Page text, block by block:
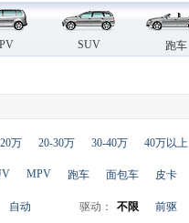
SUV 跑车
万 20-30万 30-40万 40万以上
MPV 跑车 面包车 皮卡
自动 驱动： 不限 前驱